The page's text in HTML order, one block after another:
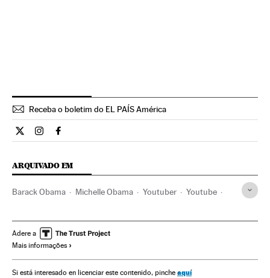
Receba o boletim do EL PAÍS América
Estilo El País Brasil en Twitter
Estilo El País Brasil en Instagram
Estilo El País Brasil en Facebook
ARQUIVADO EM
Barack Obama Michelle Obama Youtuber Youtube
Redes sociais Cibernautas
Telecomunicações
Adere a
Mais informações
Si está interesado en licenciar este contenido, pinche aquí